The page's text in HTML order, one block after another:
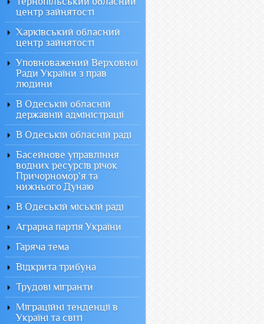
центр зайнятості
Харківський обласний
центр зайнятості
Уповноважений Верховної
Ради України з прав
людини
В Одеській обласній
державній адміністрації
В Одеській обласній раді
Басейнове управління
водних ресурсів річок
Причорномор`я та
нижнього Дунаю
В Одеській міській раді
Аграрна партія України
Гаряча тема
Відкрита трибуна
Трудові мігранти
Міграційні тенденції в
Україні та світі